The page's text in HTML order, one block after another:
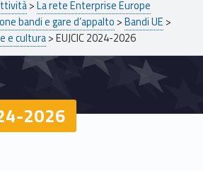
>La rete Enterprise Europe
bandi e gare d’appalto >Bandi UE >
e cultura>EUJCIC 2024-2026
2026